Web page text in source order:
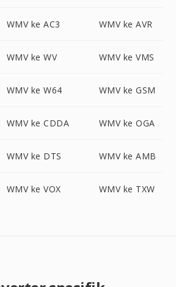
WMV ke AC3 WMV ke AVR
WMV ke WV WMV ke VMS
WMV ke W64 WMV ke GSM
WMV ke CDDA WMV ke OGA
WMV ke DTS WMV ke AMB
WMV ke VOX WMV ke TXW